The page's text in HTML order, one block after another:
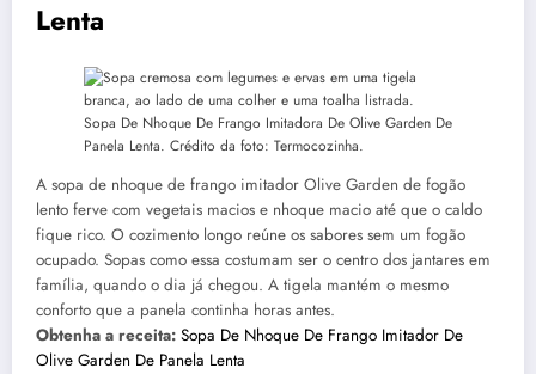
Lenta
Sopa De Nhoque De Frango Imitadora De Olive Garden De
Panela Lenta. Crédito da foto: Termocozinha.
A sopa de nhoque de frango imitador Olive Garden de fogão
lento ferve com vegetais macios e nhoque macio até que o caldo
fique rico. O cozimento longo reúne os sabores sem um fogão
ocupado. Sopas como essa costumam ser o centro dos jantares em
família, quando o dia já chegou. A tigela mantém o mesmo
conforto que a panela continha horas antes.
Obtenha a receita: Sopa De Nhoque De Frango Imitador De
Olive Garden De Panela Lenta